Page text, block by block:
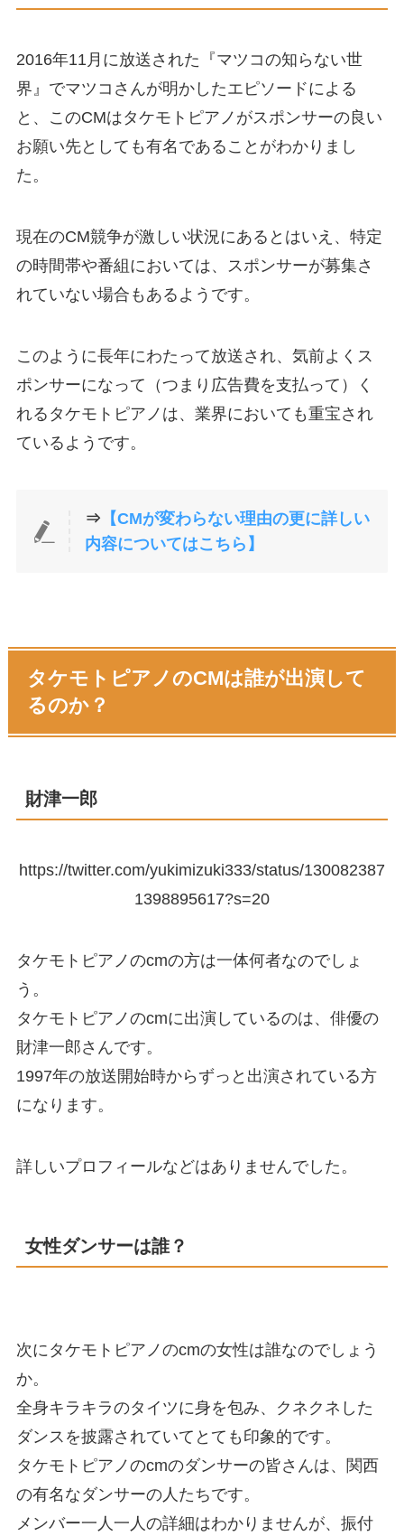
2016年11月に放送された『マツコの知らない世
界』でマツコさんが明かしたエピソードによる
と、このCMはタケモトピアノがスポンサーの良い
お願い先としても有名であることがわかりまし
た。
現在のCM競争が激しい状況にあるとはいえ、特定
の時間帯や番組においては、スポンサーが募集さ
れていない場合もあるようです。
このように長年にわたって放送され、気前よくス
ポンサーになって（つまり広告費を支払って）く
れるタケモトピアノは、業界においても重宝され
ているようです。
⇒ 【CMが変わらない理由の更に詳しい
内容についてはこちら】
タケモトピアノのCMは誰が出演して
るのか？
財津一郎
https://twitter.com/yukimizuki333/status/130082387
1398895617?s=20
タケモトピアノのcmの方は一体何者なのでしょ
う。
タケモトピアノのcmに出演しているのは、俳優の
財津一郎さんです。
1997年の放送開始時からずっと出演されている方
になります。
詳しいプロフィールなどはありませんでした。
女性ダンサーは誰？
次にタケモトピアノのcmの女性は誰なのでしょう
か。
全身キラキラのタイツに身を包み、クネクネした
ダンスを披露されていてとても印象的です。
タケモトピアノのcmのダンサーの皆さんは、関西
の有名なダンサーの人たちです。
メンバー一人一人の詳細はわかりませんが、振付